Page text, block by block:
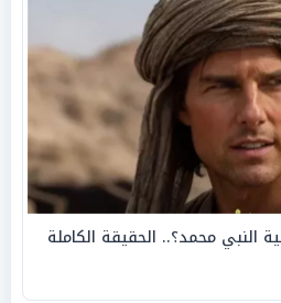
محمد؟.. الحقيقة الكاملة